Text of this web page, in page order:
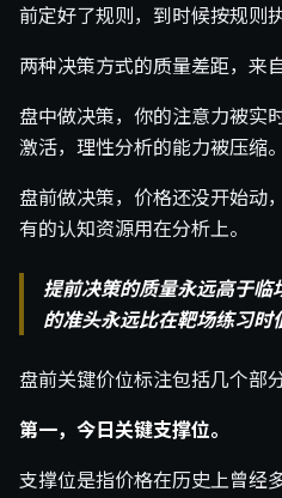
前定好了规则，到时候按规则执
两种决策方式的质量差距，来
盘中做决策，你的注意力被实
激活，理性分析的能力被压缩。
盘前做决策，价格还没开始动
有的认知资源用在分析上。
提前决策的质量永远高于
的准头永远比在靶场练习时
盘前关键价位标注包括几个部分
第一，今日关键支撑位。
支撑位是指价格在历史上曾经